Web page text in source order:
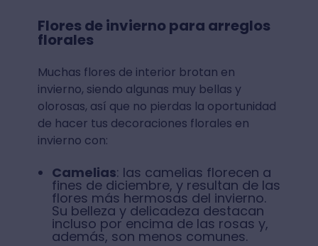
Flores de invierno para arreglos
florales
Muchas flores de interior brotan en
invierno, siendo algunas muy bellas y
olorosas, así que no pierdas la oportunidad
de hacer tus decoraciones florales en
invierno con:
Camelias: las camelias florecen a
fines de diciembre, y resultan de las
flores más hermosas del invierno.
Su belleza y delicadeza destacan
incluso por encima de las rosas y,
además, son menos comunes.